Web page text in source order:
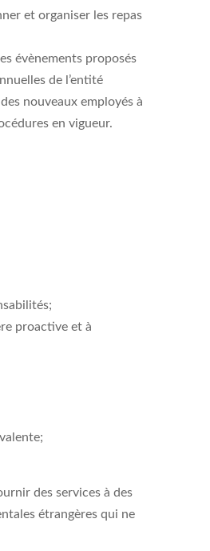
et organiser les repas
évènements proposés
de l’entité
nouveaux employés à
en vigueur.
proactive et à
des services à des
étrangères qui ne